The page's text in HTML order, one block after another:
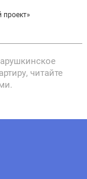
проект»
читайте